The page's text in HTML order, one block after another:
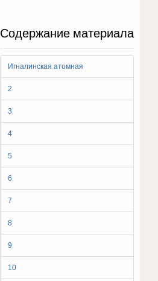
Содержание материала
Игналинская атомная
2
3
4
5
6
7
8
9
10